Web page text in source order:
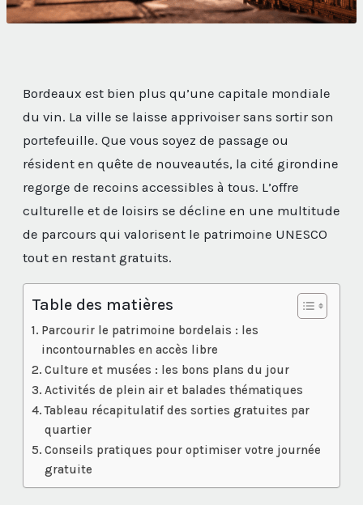
Bordeaux est bien plus qu’une capitale mondiale
du vin. La ville se laisse apprivoiser sans sortir son
portefeuille. Que vous soyez de passage ou
résident en quête de nouveautés, la cité girondine
regorge de recoins accessibles à tous. L’offre
culturelle et de loisirs se décline en une multitude
de parcours qui valorisent le patrimoine UNESCO
tout en restant gratuits.
Table des matières
Parcourir le patrimoine bordelais : les
incontournables en accès libre
Culture et musées : les bons plans du jour
Activités de plein air et balades thématiques
Tableau récapitulatif des sorties gratuites par
quartier
Conseils pratiques pour optimiser votre journée
gratuite